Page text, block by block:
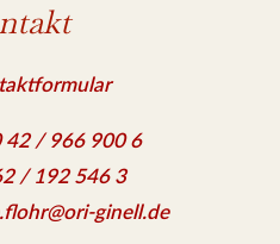
42 / 966 900 6
/ 192 546 3
ginell.de